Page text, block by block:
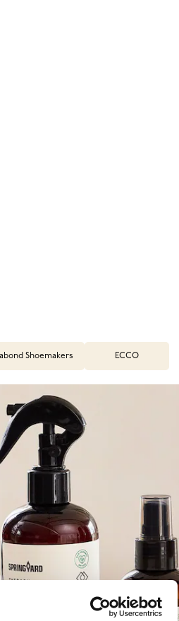
Shoemakers ECCO